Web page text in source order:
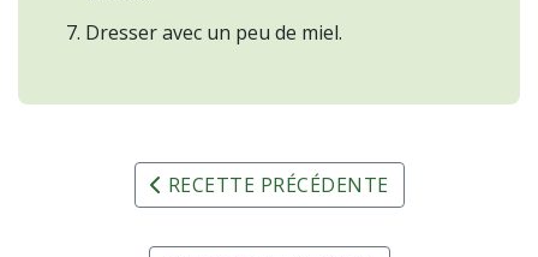
Dresser avec un peu de miel.
RECETTE PRÉCÉDENTE